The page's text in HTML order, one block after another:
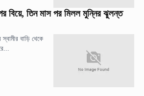
বিয়ে, তিন মাস পর মিলল মুন্নির ঝুলন্ত
বাড়ি থেকে